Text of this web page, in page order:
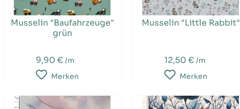
Musselin "Baufahrzeuge"
grün
9,90 € /m
Merken
Musselin "Little Rabbit"
12,50 € /m
Merken